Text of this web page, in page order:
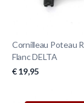
Cornilleau Poteau
Flanc DELTA
€ 19,95